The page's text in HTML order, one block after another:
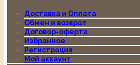
Доставка и Оплата
Обмен и возврат
Договор-оферта
Избранное
Регистрация
Мой аккаунт